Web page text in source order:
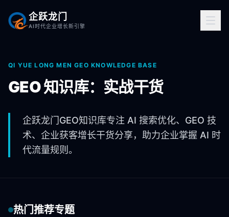
企跃龙门
AI时代企业增长新引擎
QI YUE LONG MEN GEO KNOWLEDGE BASE
GEO 知识库：实战干货
企跃龙门GEO知识库专注 AI 搜索优化、GEO 技
术、企业获客增长干货分享，助力企业掌握 AI 时
代流量规则。
热门推荐专题